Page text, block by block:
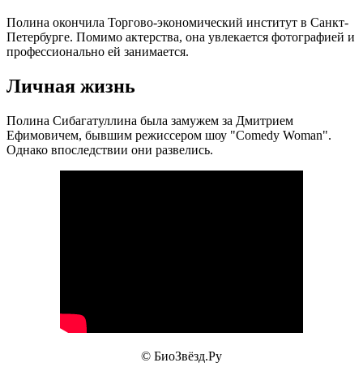
Полина окончила Торгово-экономический институт в Санкт-
Петербурге. Помимо актерства, она увлекается фотографией и
профессионально ей занимается.
Личная жизнь
Полина Сибагатуллина была замужем за Дмитрием
Ефимовичем, бывшим режиссером шоу "Comedy Woman".
Однако впоследствии они развелись.
© БиоЗвёзд.Ру